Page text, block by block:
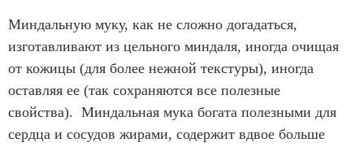
Миндальную муку, как не сложно догадаться,
изготавливают из цельного миндаля, иногда очищая
от кожицы (для более нежной текстуры), иногда
оставляя ее (так сохраняются все полезные
свойства). Миндальная мука богата полезными для
сердца и сосудов жирами, содержит вдвое больше